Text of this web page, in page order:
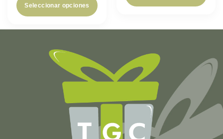
Seleccionar opciones